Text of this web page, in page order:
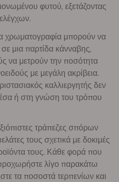
φυτού, εξετάζοντας
χρωματογραφία μπορούν να
μια παρτίδα κάνναβης,
να μετρούν την ποσότητα
με μεγάλη ακρίβεια.
καλλιεργητής δεν
ή στη γνώση του τρόπου
τράπεζες σπόρων
τους σχετικά με δοκιμές
τους. Κάθε φορά που
λίγο παρακάτω
τα ποσοστά τερπενίων και